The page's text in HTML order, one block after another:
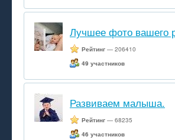
Лучшее фото вашего
Рейтинг — 206410
49 участников
Развиваем малыша.
Рейтинг — 68235
46 участников